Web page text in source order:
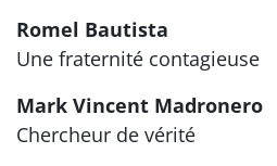
Romel Bautista
Une fraternité contagieuse
Mark Vincent Madronero
Chercheur de vérité